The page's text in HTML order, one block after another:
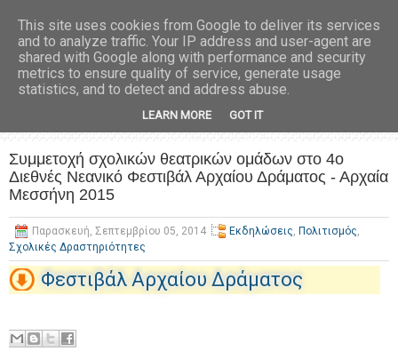
Συμμετοχή σχολικών θεατρικών ομάδων στο 4ο
Διεθνές Νεανικό Φεστιβάλ Αρχαίου Δράματος - Αρχαία
Μεσσήνη 2015
Παρασκευή, Σεπτεμβρίου 05, 2014 Εκδηλώσεις, Πολιτισμός,
Σχολικές Δραστηριότητες
Φεστιβάλ Αρχαίου Δράματος
This site uses cookies from Google to deliver its services
and to analyze traffic. Your IP address and user-agent are
shared with Google along with performance and security
metrics to ensure quality of service, generate usage
statistics, and to detect and address abuse.
LEARN MORE GOT IT